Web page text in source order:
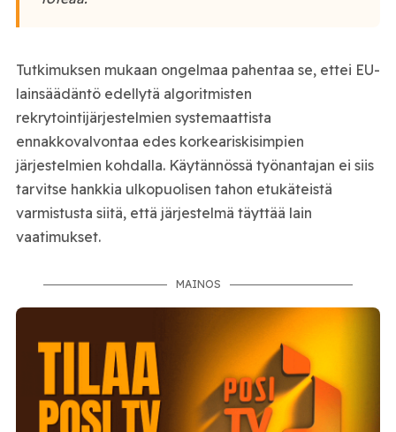
Tutkimuksen mukaan ongelmaa pahentaa se, ettei EU-
lainsäädäntö edellytä algoritmisten
rekrytointijärjestelmien systemaattista
ennakkovalvontaa edes korkeariskisimpien
järjestelmien kohdalla. Käytännössä työnantajan ei siis
tarvitse hankkia ulkopuolisen tahon etukäteistä
varmistusta siitä, että järjestelmä täyttää lain
vaatimukset.
MAINOS